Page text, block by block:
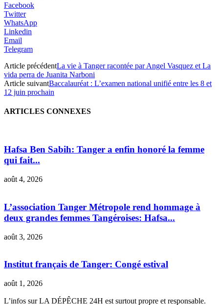
Facebook
Twitter
WhatsApp
Linkedin
Email
Telegram
Article précédentLa vie à Tanger racontée par Angel Vasquez et La
vida perra de Juanita Narboni
Article suivantBaccalauréat : L’examen national unifié entre les 8 et
12 juin prochain
ARTICLES CONNEXES
Hafsa Ben Sabih: Tanger a enfin honoré la femme
qui fait...
août 4, 2026
L’association Tanger Métropole rend hommage à
deux grandes femmes Tangéroises: Hafsa...
août 3, 2026
Institut français de Tanger: Congé estival
août 1, 2026
L’infos sur LA DÉPÊCHE 24H est surtout propre et responsable.